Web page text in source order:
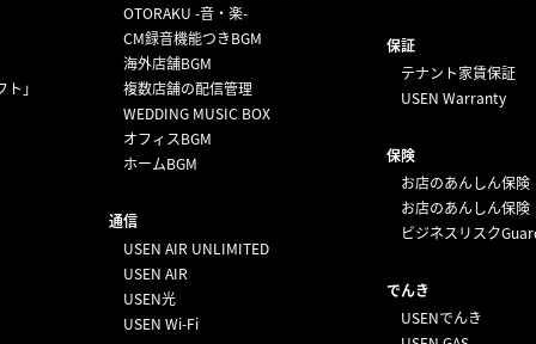
」
OTORAKU -音・楽-
CM録音機能つきBGM
海外店舗BGM
複数店舗の配信管理
WEDDING MUSIC BOX
オフィスBGM
ホームBGM
通信
USEN AIR UNLIMITED
USEN AIR
USEN光
USEN Wi-Fi
保証
テナント家賃保証
USEN Warranty
保険
お店のあんしん保険
お店のあんしん保
ビジネスリスク
でんき
USENでんき